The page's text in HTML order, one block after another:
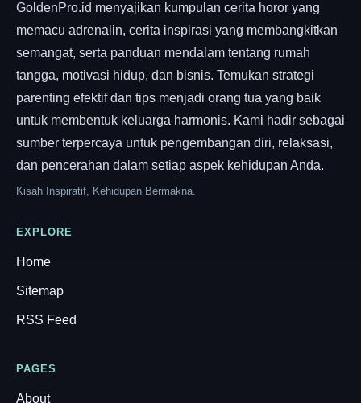
GoldenPro.id menyajikan kumpulan cerita horor yang
memacu adrenalin, cerita inspirasi yang membangkitkan
semangat, serta panduan mendalam tentang rumah
tangga, motivasi hidup, dan bisnis. Temukan strategi
parenting efektif dan tips menjadi orang tua yang baik
untuk membentuk keluarga harmonis. Kami hadir sebagai
sumber terpercaya untuk pengembangan diri, relaksasi,
dan pencerahan dalam setiap aspek kehidupan Anda.
Kisah Inspiratif, Kehidupan Bermakna.
EXPLORE
Home
Sitemap
RSS Feed
PAGES
About